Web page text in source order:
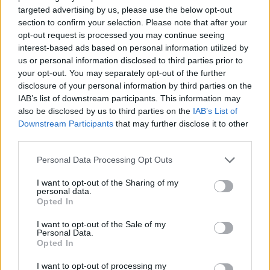
targeted advertising by us, please use the below opt-out
section to confirm your selection. Please note that after your
opt-out request is processed you may continue seeing
interest-based ads based on personal information utilized by
us or personal information disclosed to third parties prior to
your opt-out. You may separately opt-out of the further
disclosure of your personal information by third parties on the
IAB’s list of downstream participants. This information may
also be disclosed by us to third parties on the IAB’s List of
Downstream Participants that may further disclose it to other
Personal Data Processing Opt Outs
I want to opt-out of the Sharing of my
personal data.
Opted In
I want to opt-out of the Sale of my
Personal Data.
Opted In
I want to opt-out of processing my
συνταξιοδοτήσεις- Ελάχιστες οι θέσεις στο Ηράκλειο
09:28
Σέρρες: Δύο νεκροί μετά από μετωπική σύγκρουση ΙΧ με
φορτηγό στην Παλαιοκώμη
09:13
Μακελειό σε σχολείο στην Ταϊλάνδη: Στους 7 οι νεκροί
Ξεπέρασαν τις 4.000 τα κρούσματα Εμπολα στο Κονγκό